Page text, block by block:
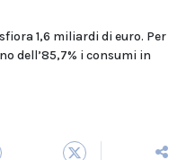
1,6 miliardi di euro. Per
dell’85,7% i consumi in